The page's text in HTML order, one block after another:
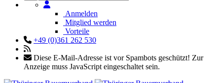
Anmelden
Mitglied werden
Vorteile
+49 (0)361 262 530
Diese E-Mail-Adresse ist vor Spambots geschützt! Zur
Anzeige muss JavaScript eingeschaltet sein.